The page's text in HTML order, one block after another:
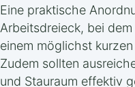
Eine praktische
Arbeitsdreieck, bei
einem möglichst
Zudem sollten
und Stauraum effektiv